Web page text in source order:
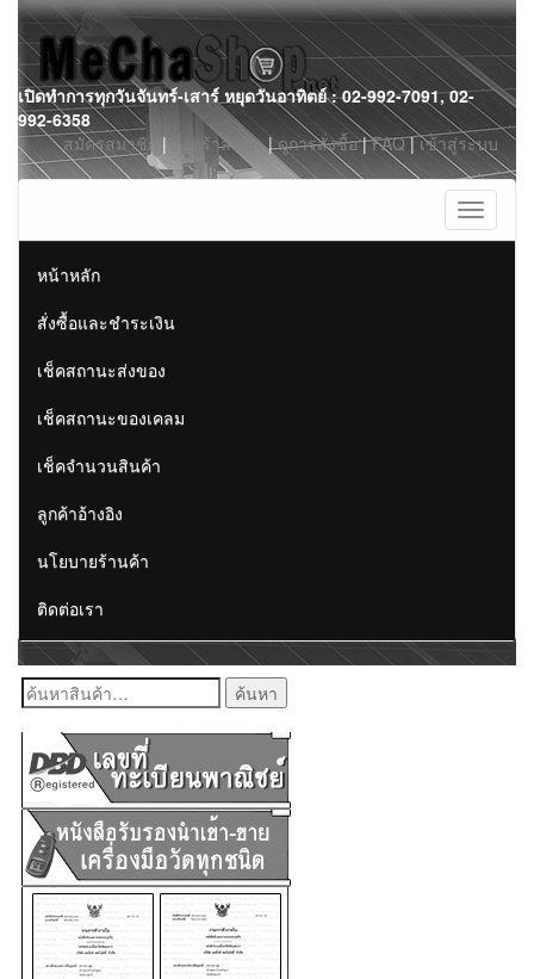
Skip
to
content
เปิดทำการทุกวันจันทร์-เสาร์ หยุดวันอาทิตย์ : 02-992-7091, 02-
992-6358
สมัครสมาชิก | ตะกร้าสินค้า|ดูการสั่งซื้อ|FAQ|เข้าสู่ระบบ
Toggle
หน้าหลัก
สั่งซื้อและชำระเงิน
เช็คสถานะส่งของ
เช็คสถานะของเคลม
เช็คจำนวนสินค้า
ลูกค้าอ้างอิง
นโยบายร้านค้า
ติดต่อเรา
ค้นหา: